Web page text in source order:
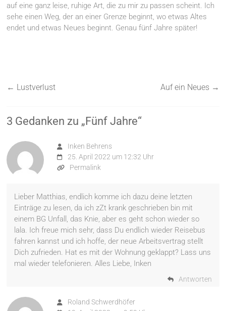
auf eine ganz leise, ruhige Art, die zu mir zu passen scheint. Ich
sehe einen Weg, der an einer Grenze beginnt, wo etwas Altes
endet und etwas Neues beginnt. Genau fünf Jahre später!
← Lustverlust Auf ein Neues →
3 Gedanken zu „ Fünf Jahre“
Inken Behrens
25. April 2022 um 12:32 Uhr
Permalink
Lieber Matthias, endlich komme ich dazu deine letzten
Einträge zu lesen, da ich zZt krank geschrieben bin mit
einem BG Unfall, das Knie, aber es geht schon wieder so
lala. Ich freue mich sehr, dass Du endlich wieder Reisebus
fahren kannst und ich hoffe, der neue Arbeitsvertrag stellt
Dich zufrieden. Hat es mit der Wohnung geklappt? Lass uns
mal wieder telefonieren. Alles Liebe, Inken
Antworten
Roland Schwerdhöfer